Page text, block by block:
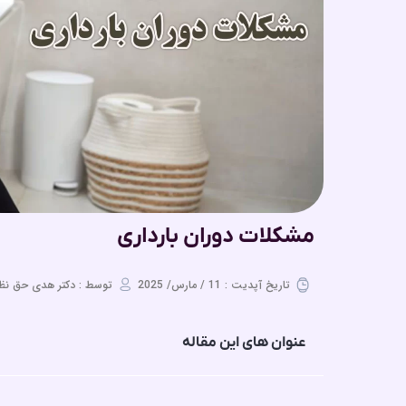
مشکلات دوران بارداری
تاریخ آپدیت : 11 / مارس/ 2025 توسط : دکتر هدی حق
عنوان های این مقاله